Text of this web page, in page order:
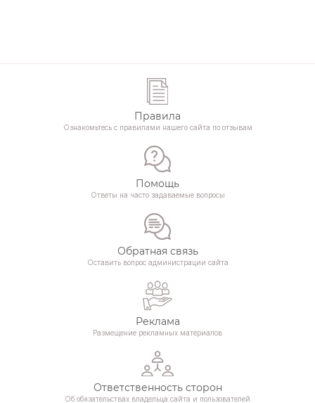
Правила
Ознакомьтесь с правилами нашего сайта по отзывам
Помощь
Ответы на часто задаваемые вопросы
Обратная связь
Оставить вопрос администрации сайта
Реклама
Размещение рекламных материалов
Ответственность сторон
Об обязательствах владельца сайта и пользователей